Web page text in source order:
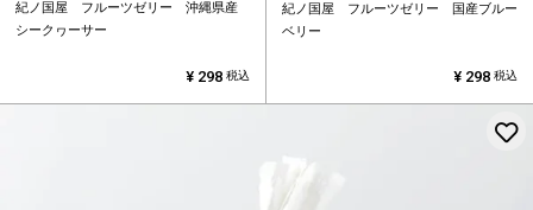
紀ノ国屋 フルーツゼリー 沖縄県産
シークヮーサー
¥ 298 税込
紀ノ国屋 フルーツゼリー 国産ブルー
ベリー
¥ 298 税込